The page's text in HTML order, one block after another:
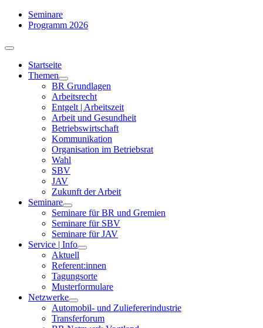
Zum
Inhalt
Seminare
Programm 2026
Toggle
NavigationStartseite
Themen
BR Grundlagen
Arbeits­recht
Entgelt | Arbeitszeit
Arbeit und Gesundheit
Betriebswirtschaft
Kommuni­kation
Organisation im Betriebsrat
Wahl
SBV
JAV
Zukunft der Arbeit
Seminare
Seminare für BR und Gremien
Seminare für SBV
Seminare für JAV
Service | Info
Aktuell
Referent:innen
Tagungsorte
Musterformulare
Netzwerke
Automobil- und Zuliefererindustrie
Transferforum